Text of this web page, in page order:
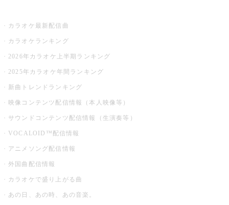
カラオケ最新配信曲
カラオケランキング
2026年カラオケ上半期ランキング
2025年カラオケ年間ランキング
新曲トレンドランキング
映像コンテンツ配信情報（本人映像等）
サウンドコンテンツ配信情報（生演奏等）
VOCALOID™配信情報
アニメソング配信情報
外国曲配信情報
カラオケで盛り上がる曲
あの日、あの時、あの音楽。